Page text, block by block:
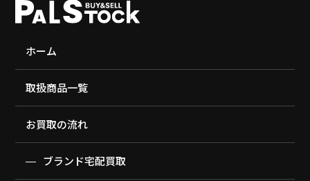
ホーム
取扱商品一覧
お買取の流れ
ブランド宅配買取